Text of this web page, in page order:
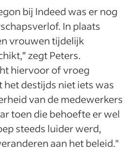
bij Indeed was er nog
In plaats
vrouwen tijdelijk
zegt Peters.
hiervoor of vroeg
het destijds niet iets was
van de medewerkers
toen die behoefte er wel
steeds luider werd,
aan het beleid."